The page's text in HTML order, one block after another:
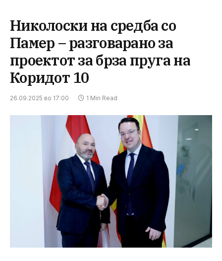
Николоски на средба со
Памер – разговарано за
проектот за брза пруга на
Коридот 10
26.09.2025 во 17:00 1 Min Read